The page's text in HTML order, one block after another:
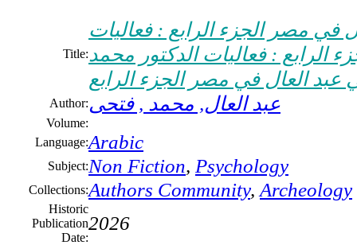
Title:
في مصر الجزء الرابع : فعاليات
الرابع : فعاليات الدكتور محمد
عبد العال في مصر الجزء الرابع
Author:عبد العال, محمد , فتحى
Volume:
Language:Arabic
Subject:Non Fiction, Psychology
Collections:Authors Community,Archeology
Historic
Publication
Date:
2026